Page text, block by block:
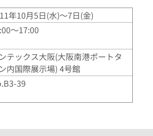
年10月5日(水)～7日(金)
～17:00
テックス大阪(大阪南港ポートタ
内国際展示場) 4号館
39